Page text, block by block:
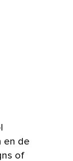
en de
of